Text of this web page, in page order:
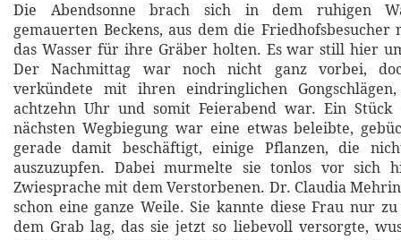
Die Abendsonne brach sich in dem ruhigen
gemauerten Beckens, aus dem die
das Wasser für ihre Gräber holten. Es war still hier
Der Nachmittag war noch nicht ganz vorbei,
verkündete mit ihren eindringlichen
achtzehn Uhr und somit Feierabend war. Ein
nächsten Wegbiegung war eine etwas beleibte,
gerade damit beschäftigt, einige Pflanzen, die
auszuzupfen. Dabei murmelte sie tonlos vor sich
Zwiesprache mit dem Verstorbenen. Dr. Claudia
schon eine ganze Weile. Sie kannte diese Frau nur
dem Grab lag, das sie jetzt so liebevoll versorgte,